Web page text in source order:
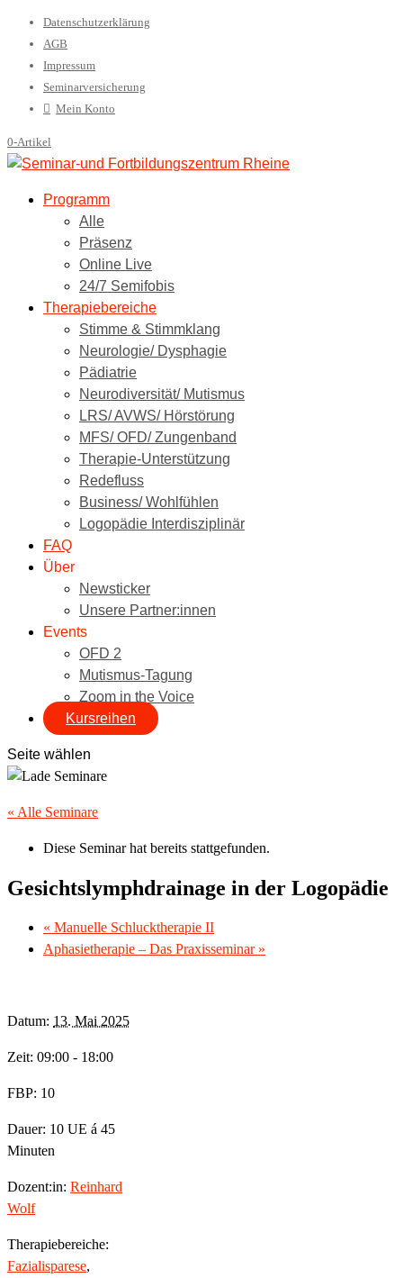
Datenschutzerklärung
AGB
Impressum
Seminarversicherung
Mein Konto
0-Artikel
Programm
Alle
Präsenz
Online Live
24/7 Semifobis
Therapiebereiche
Stimme & Stimmklang
Neurologie/ Dysphagie
Pädiatrie
Neurodiversität/ Mutismus
LRS/ AVWS/ Hörstörung
MFS/ OFD/ Zungenband
Therapie-Unterstützung
Redefluss
Business/ Wohlfühlen
Logopädie Interdisziplinär
FAQ
Über
Newsticker
Unsere Partner:innen
Events
OFD 2
Mutismus-Tagung
Zoom in the Voice
Kursreihen
Seite wählen
« Alle Seminare
Diese Seminar hat bereits stattgefunden.
Gesichtslymphdrainage in der Logopädie
« Manuelle Schlucktherapie II
Aphasietherapie – Das Praxisseminar »
Datum: 13. Mai 2025
Zeit: 09:00 - 18:00
FBP: 10
Dauer: 10 UE á 45
Minuten
Dozent:in: Reinhard
Wolf
Therapiebereiche:
Fazialisparese,